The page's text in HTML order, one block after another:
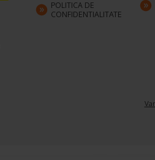
POLITICA DE
CONFIDENTIALITATE